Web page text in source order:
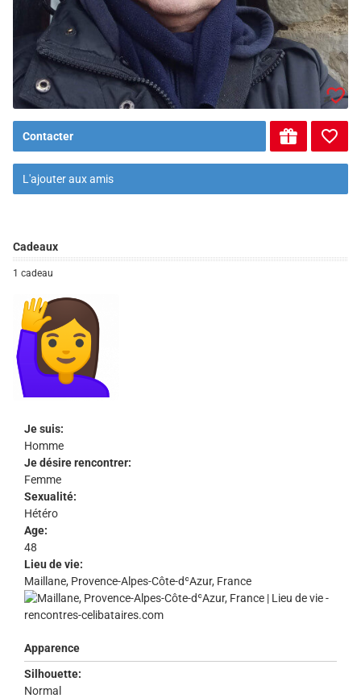
Contacter
L'ajouter aux amis
Cadeaux
1 cadeau
Je suis:
Homme
Je désire rencontrer:
Femme
Sexualité:
Hétéro
Age:
48
Lieu de vie:
Maillane, Provence-Alpes-Côte-dʿAzur, France
Apparence
Silhouette:
Normal